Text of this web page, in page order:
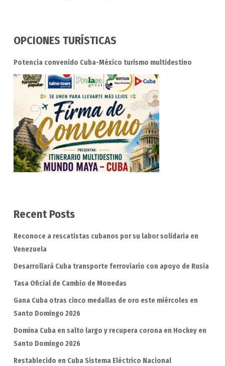
OPCIONES TURÍSTICAS
Potencia convenido Cuba-México turismo multidestino
Recent Posts
Reconoce a rescatistas cubanos por su labor solidaria en
Venezuela
Desarrollará Cuba transporte ferroviario con apoyo de Rusia
Tasa Oficial de Cambio de Monedas
Gana Cuba otras cinco medallas de oro este miércoles en
Santo Domingo 2026
Domina Cuba en salto largo y recupera corona en Hockey en
Santo Domingo 2026
Restablecido en Cuba Sistema Eléctrico Nacional